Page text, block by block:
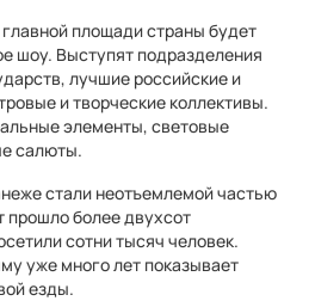
площади страны будет
шоу. Выступят подразделения
лучшие российские и
и творческие коллективы.
элементы, световые
салюты.
стали неотъемлемой частью
прошло более двухсот
сотни тысяч человек.
уже много лет показывает
езды.